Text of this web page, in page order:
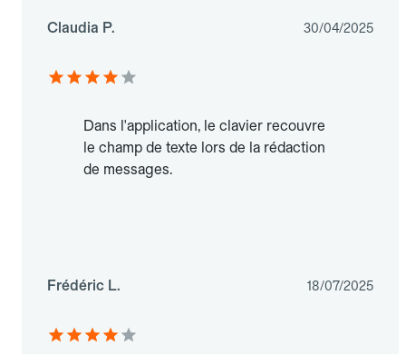
Claudia P. 30/04/2025
Dans l'application, le clavier recouvre
le champ de texte lors de la rédaction
de messages.
Frédéric L. 18/07/2025